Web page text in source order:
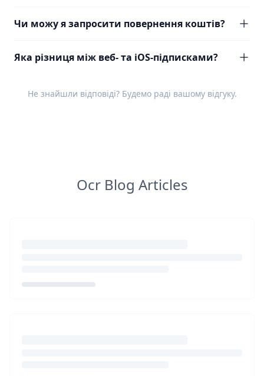
Чи можу я запросити повернення коштів?
Яка різниця між веб- та iOS-підписками?
Не знайшли відповіді? Будемо раді вашому відгуку.
Ocr Blog Articles